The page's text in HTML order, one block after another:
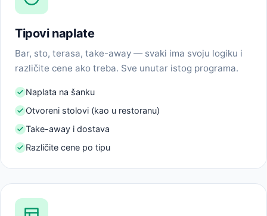
Tipovi naplate
Bar, sto, terasa, take-away — svaki ima svoju logiku i
različite cene ako treba. Sve unutar istog programa.
Naplata na šanku
Otvoreni stolovi (kao u restoranu)
Take-away i dostava
Različite cene po tipu